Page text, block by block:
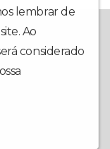
lembrar de
Ao
considerado
e leva, há muitos
programação
para Android e